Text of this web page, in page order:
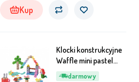
Kup
darmowy
Klocki konstrukcyjne
Waffle mini pastel
500 el 03629